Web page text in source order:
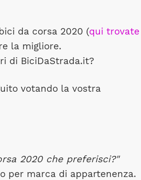
da corsa 2020 (qui trovate
la migliore.
di BiciDaStrada.it?
votando la vostra
2020 che preferisci?"
per marca di appartenenza.